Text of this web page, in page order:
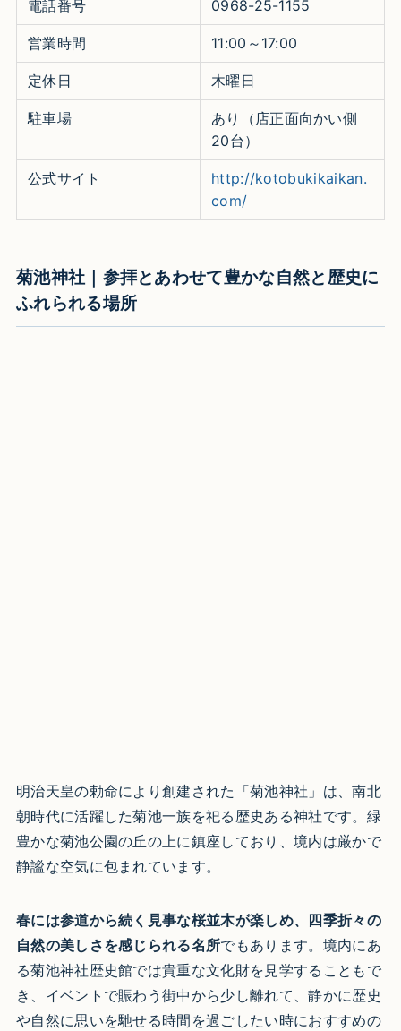
電話番号 0968-25-1155
営業時間 11:00～17:00
定休日 木曜日
駐車場
あり（店正面向かい側
20台）
公式サイト
http://kotobukikaikan.
com/
菊池神社｜参拝とあわせて豊かな自然と歴史に
ふれられる場所
明治天皇の勅命により創建された「菊池神社」は、南北
朝時代に活躍した菊池一族を祀る歴史ある神社です。緑
豊かな菊池公園の丘の上に鎮座しており、境内は厳かで
静謐な空気に包まれています。
春には参道から続く見事な桜並木が楽しめ、四季折々の
自然の美しさを感じられる名所でもあります。境内にあ
る菊池神社歴史館では貴重な文化財を見学することもで
き、イベントで賑わう街中から少し離れて、静かに歴史
や自然に思いを馳せる時間を過ごしたい時におすすめの